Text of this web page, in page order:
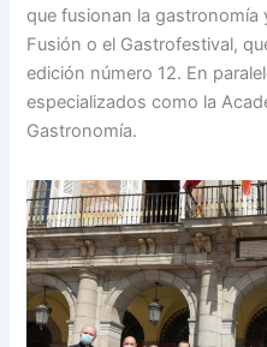
que fusionan la gastronomía
Fusión o el Gastrofestival,
edición número 12. En
especializados como la
Gastronomía.